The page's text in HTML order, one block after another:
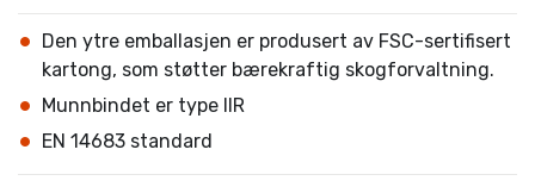
Den ytre emballasjen er produsert av FSC-sertifisert
kartong, som støtter bærekraftig skogforvaltning.
Munnbindet er type IIR
EN 14683 standard